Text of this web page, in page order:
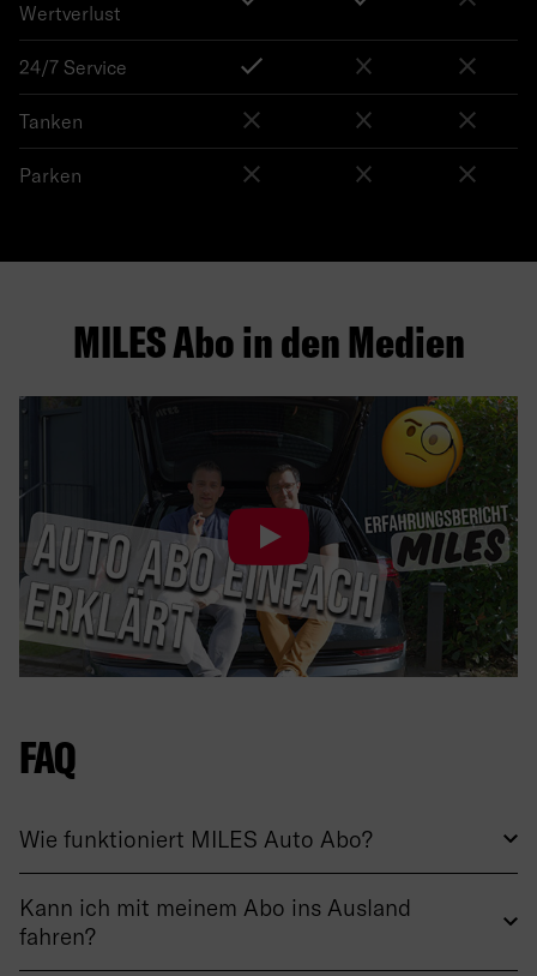
Wertverlust
24/7 Service
Tanken
Parken
MILES Abo in den Medien
FAQ
Wie funktioniert MILES Auto Abo?
Kann ich mit meinem Abo ins Ausland
fahren?